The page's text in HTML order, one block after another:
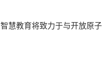
慧教育将致力于与开放原